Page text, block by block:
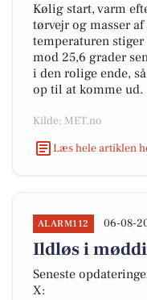
Kølig start, varm
tørvejr og masser
temperaturen
mod 25,6 grader
i den rolige ende,
op til at komme ud.
Kilde: MET.no
Læs hele artiklen
ALARM112 06-08-
Ildløs i
Seneste
X: